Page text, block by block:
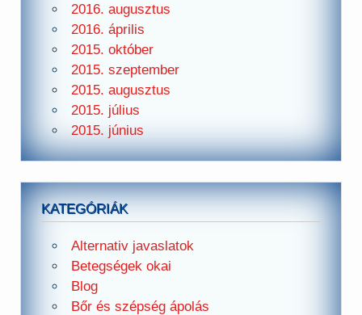
2016. augusztus
2016. április
2015. október
2015. szeptember
2015. augusztus
2015. július
2015. június
KATEGÓRIÁK
Alternativ javaslatok
Betegségek okai
Blog
Bőr és szépség ápolás